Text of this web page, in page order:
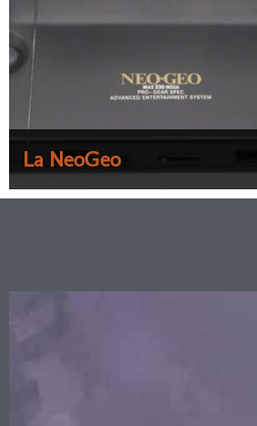
La NeoGeo
Dans les pas d’une Étoile :
Les...